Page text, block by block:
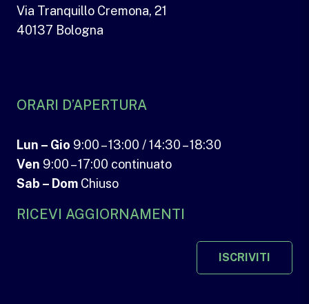
Via Tranquillo Cremona, 21
40137 Bologna
ORARI D’APERTURA
Lun – Gio 9:00 – 13:00 / 14:30 – 18:30
Ven 9:00 – 17:00 continuato
Sab – Dom Chiuso
RICEVI AGGIORNAMENTI
ISCRIVITI